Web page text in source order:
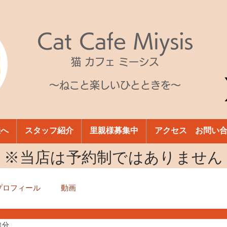
Cat Cafe Miysis
猫 カフェ ミーシス
～ねこと楽しいひとときを～
スタッフ紹介 里親様募集中 アクセス お問い
​※当店は予約制ではありません
ロフィール 動画